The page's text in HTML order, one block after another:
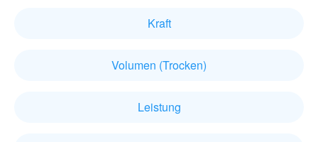
Kraft
Volumen (Trocken)
Leistung